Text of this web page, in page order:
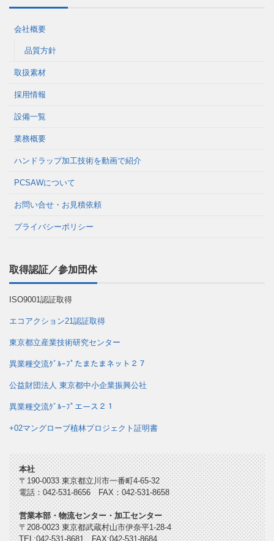
会社概要
品質方針
取扱素材
採用情報
設備一覧
業務概要
ハンドラップ加工技術を動画で紹介
PCSAWについて
お問い合せ・お見積依頼
プライバシーポリシー
取得認証／参加団体
ISO9001認証取得
エコアクション21認証取得
東京都立産業技術研究センター
異業種交流ｸﾞﾙｰﾌﾟたまたまネット２７
公益財団法人 東京都中小企業振興公社
異業種交流ｸﾞﾙｰﾌﾟエース２１
+02マングローブ植林プロジェクト証明書
本社
〒190-0033 東京都立川市一番町4-65-32
電話：042-531-8656 FAX：042-531-8658
営業本部・物流センター・加工センター
〒208-0023 東京都武蔵村山市伊奈平1-28-4
TEL:042-531-8681 FAX:042-531-8684